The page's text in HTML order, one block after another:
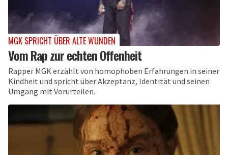
MGK SPRICHT ÜBER ALTE WUNDEN
Vom Rap zur echten Offenheit
Rapper MGK erzählt von homophoben Erfahrungen in seiner
Kindheit und spricht über Akzeptanz, Identität und seinen
Umgang mit Vorurteilen.